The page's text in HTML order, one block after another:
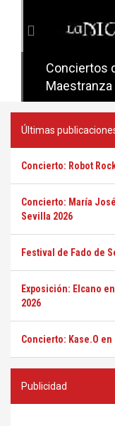
Conciertos
Maestranza
Conciertos
Sevilla
Últimas
Concierto: Robot
Concierto: María
Sevilla 2026
Festival de Fado de
Exposición: Elcano
2026
Concierto: Kase.O
Publicidad